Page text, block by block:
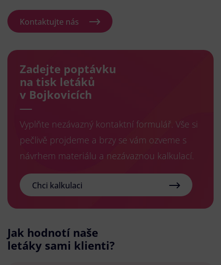
Kontaktujte nás
Zadejte poptávku
na tisk letáků
v Bojkovicích
Vyplňte nezávazný kontaktní formulář. Vše si
pečlivě projdeme a brzy se vám ozveme s
návrhem materiálu a nezávaznou kalkulací.
Chci kalkulaci
Jak hodnotí naše
letáky sami klienti?